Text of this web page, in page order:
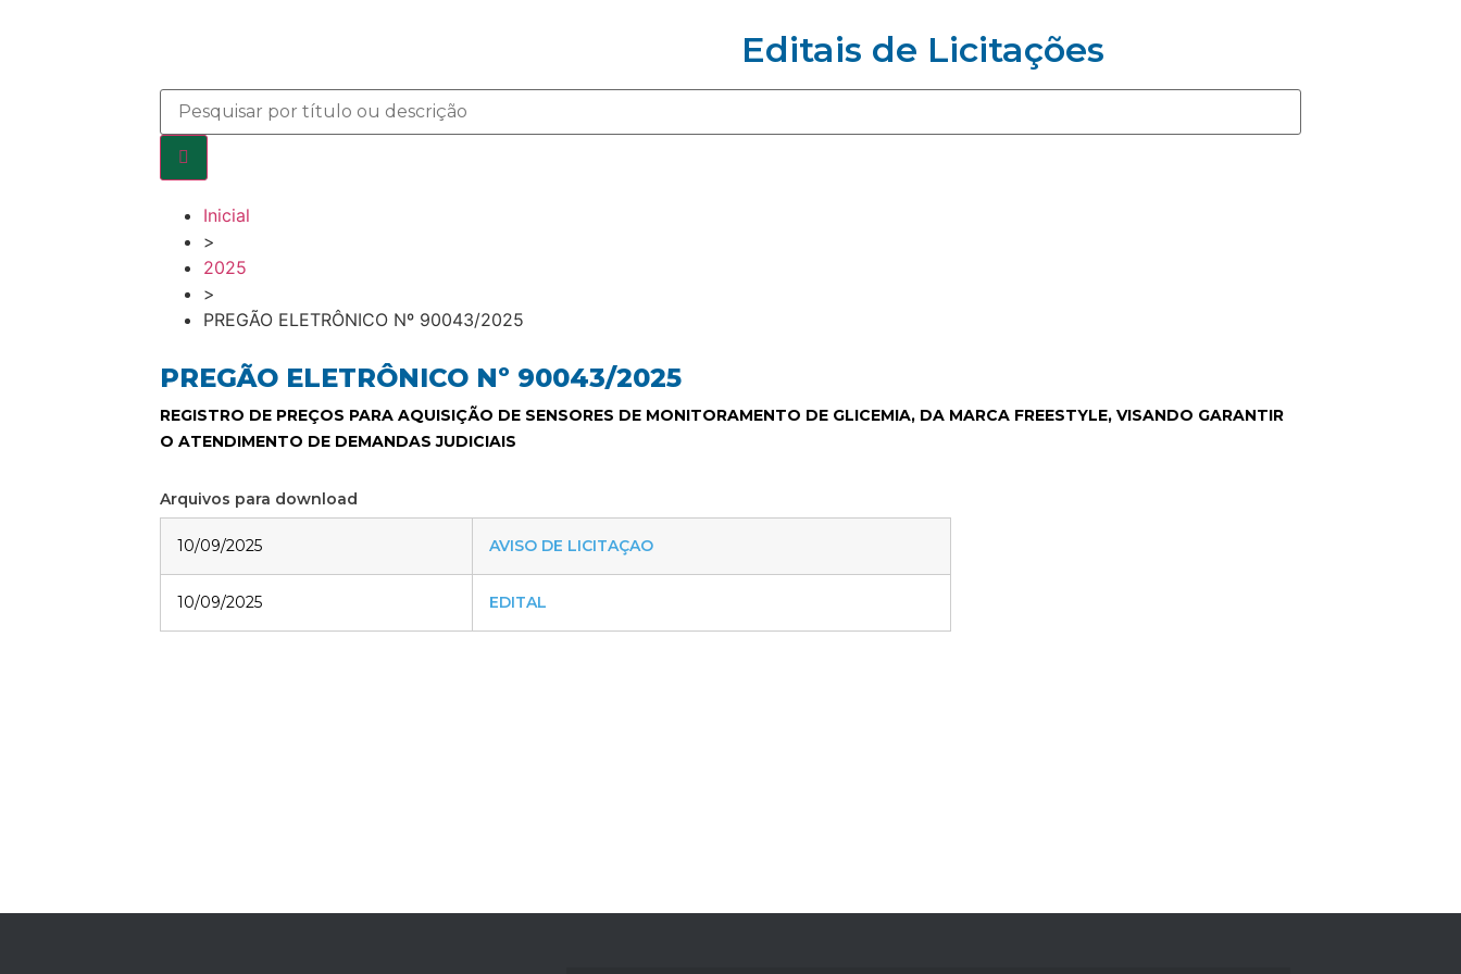
Editais de Licitações
Inicial
>
2025
>
PREGÃO ELETRÔNICO Nº 90043/2025
PREGÃO ELETRÔNICO Nº 90043/2025
REGISTRO DE PREÇOS PARA AQUISIÇÃO DE SENSORES DE MONITORAMENTO DE GLICEMIA, DA MARCA FREESTYLE, VISANDO GARANTIR
O ATENDIMENTO DE DEMANDAS JUDICIAIS
Arquivos para download
10/09/2025 AVISO DE LICITAÇAO
10/09/2025 EDITAL